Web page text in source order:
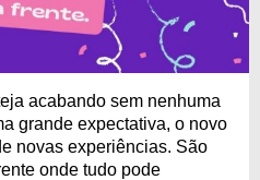
acabando sem nenhuma
grande expectativa, o novo
novas experiências. São
onde tudo pode